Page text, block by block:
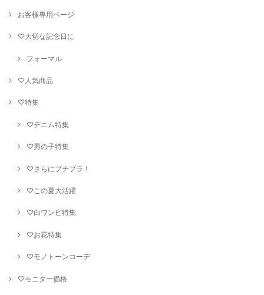
お客様専用ページ
♡大切な記念日に
フォーマル
♡人気商品
♡特集
♡デニム特集
♡男の子特集
♡さらにプチプラ！
♡この夏大活躍
♡白ワンピ特集
♡お花特集
♡モノトーンコーデ
♡モニター価格